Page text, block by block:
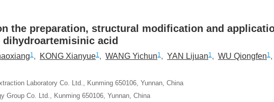
the preparation, structural modification and
acid
1 , KONG Xianyue1 , WANG Yichun1 , YAN Lijuan1 , WU Qiongfen1 ,
Laboratory Co. Ltd., Kunming 650106, Yunnan, China
Group Co. Ltd., Kunming 650106, Yunnan, China